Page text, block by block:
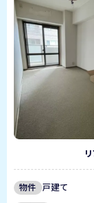
物件 戸建て